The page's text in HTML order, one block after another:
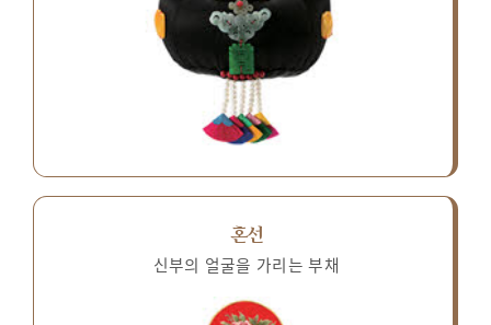
혼선
신부의 얼굴을 가리는 부채